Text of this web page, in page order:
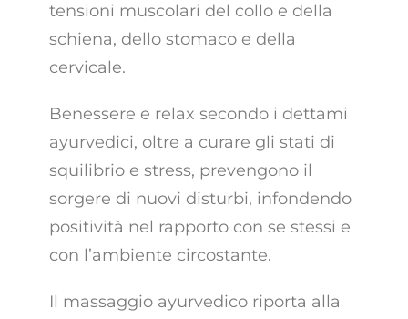
tensioni muscolari del collo e della
schiena, dello stomaco e della
cervicale.
Benessere e relax secondo i dettami
ayurvedici, oltre a curare gli stati di
squilibrio e stress, prevengono il
sorgere di nuovi disturbi, infondendo
positività nel rapporto con se stessi e
con l’ambiente circostante.
Il massaggio ayurvedico riporta alla